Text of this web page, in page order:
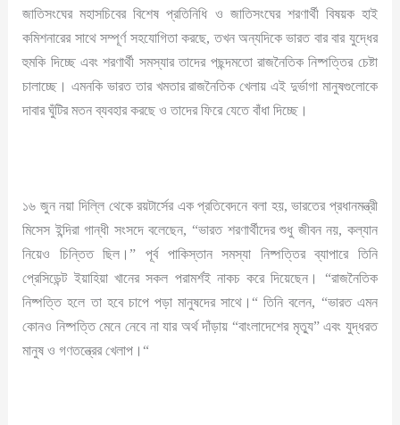
জাতিসংঘের মহাসচিবের বিশেষ প্রতিনিধি ও জাতিসংঘের শরণার্থী বিষয়ক হাই
কমিশনারের সাথে সম্পূর্ণ সহযোগিতা করছে, তখন অন্যদিকে ভারত বার বার যুদ্ধের
হুমকি দিচ্ছে এবং শরণার্থী সমস্যার তাদের পছন্দমতো রাজনৈতিক নিষ্পত্তির চেষ্টা
চালাচ্ছে। এমনকি ভারত তার খমতার রাজনৈতিক খেলায় এই দুর্ভাগা মানুষগুলোকে
দাবার ঘুঁটির মতন ব্যবহার করছে ও তাদের ফিরে যেতে বাঁধা দিচ্ছে।
১৬ জুন নয়া দিল্লি থেকে রয়টার্সের এক প্রতিবেদনে বলা হয়, ভারতের প্রধানমন্ত্রী
মিসেস ইন্দিরা গান্ধী সংসদে বলেছেন, “ভারত শরণার্থীদের শুধু জীবন নয়, কল্যান
নিয়েও চিন্তিত ছিল।” পূর্ব পাকিস্তান সমস্যা নিষ্পত্তির ব্যাপারে তিনি
প্রেসিডেন্ট ইয়াহিয়া খানের সকল পরামর্শই নাকচ করে দিয়েছেন। “রাজনৈতিক
নিষ্পত্তি হলে তা হবে চাপে পড়া মানুষদের সাথে।“ তিনি বলেন, “ভারত এমন
কোনও নিষ্পত্তি মেনে নেবে না যার অর্থ দাঁড়ায় “বাংলাদেশের মৃত্যু” এবং যুদ্ধরত
মানুষ ও গণতন্ত্রের খেলাপ।“